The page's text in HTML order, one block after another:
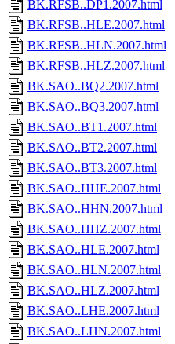
BK.RFSB..DP1.2007.html
BK.RFSB..HLE.2007.html
BK.RFSB..HLN.2007.html
BK.RFSB..HLZ.2007.html
BK.SAO..BQ2.2007.html
BK.SAO..BQ3.2007.html
BK.SAO..BT1.2007.html
BK.SAO..BT2.2007.html
BK.SAO..BT3.2007.html
BK.SAO..HHE.2007.html
BK.SAO..HHN.2007.html
BK.SAO..HHZ.2007.html
BK.SAO..HLE.2007.html
BK.SAO..HLN.2007.html
BK.SAO..HLZ.2007.html
BK.SAO..LHE.2007.html
BK.SAO..LHN.2007.html